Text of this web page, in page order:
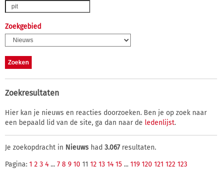
Zoekgebied
Zoekresultaten
Hier kan je nieuws en reacties doorzoeken. Ben je op zoek naar
een bepaald lid van de site, ga dan naar de ledenlijst.
Je zoekopdracht in Nieuws had 3.067resultaten.
Pagina: 1 2 3 4 ... 7 8 9 10 11 12 13 14 15 ... 119 120 121 122 123